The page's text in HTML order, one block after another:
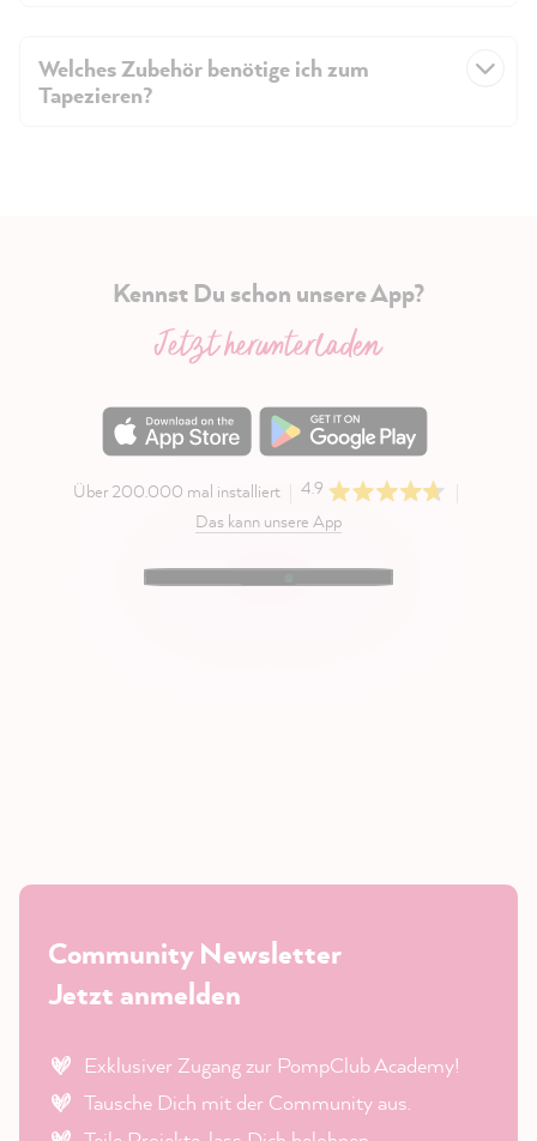
Welches Zubehör benötige ich zum
Tapezieren?
Kennst Du schon unsere App?
Jetzt herunterladen
Über 200.000 mal installiert
4.9
Das kann unsere App
Community Newsletter
Jetzt anmelden
Exklusiver Zugang zur PompClub Academy!
Tausche Dich mit der Community aus.